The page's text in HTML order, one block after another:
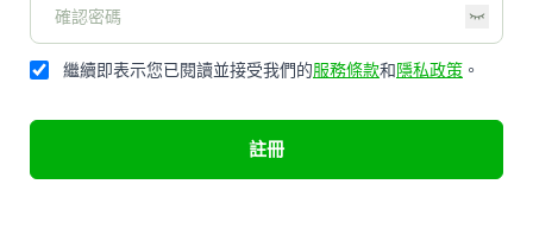
繼續即表示您已閱讀並接受我們的服務條款和隱私政策 。
註冊